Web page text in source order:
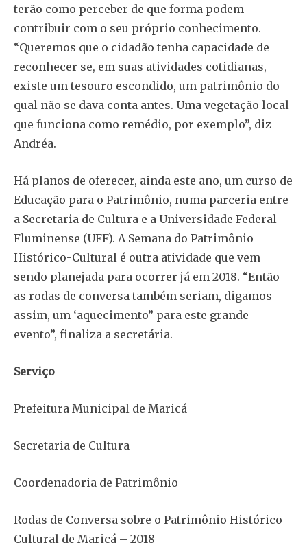
terão como perceber de que forma podem
contribuir com o seu próprio conhecimento.
“Queremos que o cidadão tenha capacidade de
reconhecer se, em suas atividades cotidianas,
existe um tesouro escondido, um patrimônio do
qual não se dava conta antes. Uma vegetação local
que funciona como remédio, por exemplo”, diz
Andréa.
Há planos de oferecer, ainda este ano, um curso de
Educação para o Patrimônio, numa parceria entre
a Secretaria de Cultura e a Universidade Federal
Fluminense (UFF). A Semana do Patrimônio
Histórico-Cultural é outra atividade que vem
sendo planejada para ocorrer já em 2018. “Então
as rodas de conversa também seriam, digamos
assim, um ‘aquecimento” para este grande
evento”, finaliza a secretária.
Serviço
Prefeitura Municipal de Maricá
Secretaria de Cultura
Coordenadoria de Patrimônio
Rodas de Conversa sobre o Patrimônio Histórico-
Cultural de Maricá – 2018